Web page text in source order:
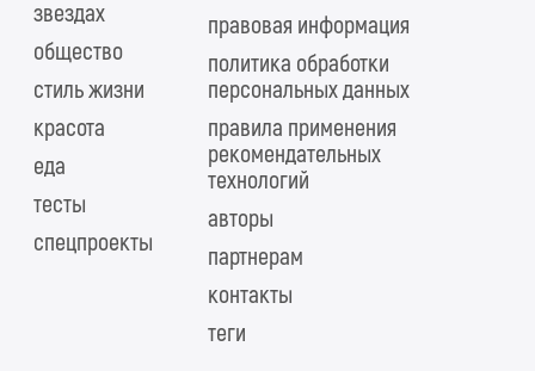
звездах
общество
стиль жизни
красота
еда
тесты
спецпроекты
правовая информация
политика обработки
персональных данных
правила применения
рекомендательных
технологий
авторы
партнерам
контакты
теги